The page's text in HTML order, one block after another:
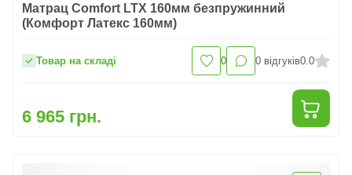
Матрац Comfort LTX 160мм безпружинний
(Комфорт Латекс 160мм)
Товар на складі 0 0 відгуків0.0
6 965 грн.